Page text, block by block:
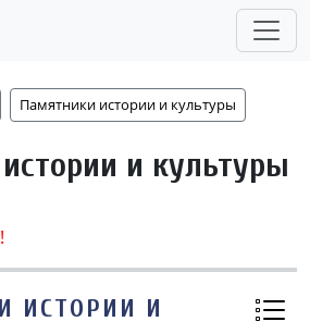
Памятники истории и культуры
и культуры
ИСТОРИИ И